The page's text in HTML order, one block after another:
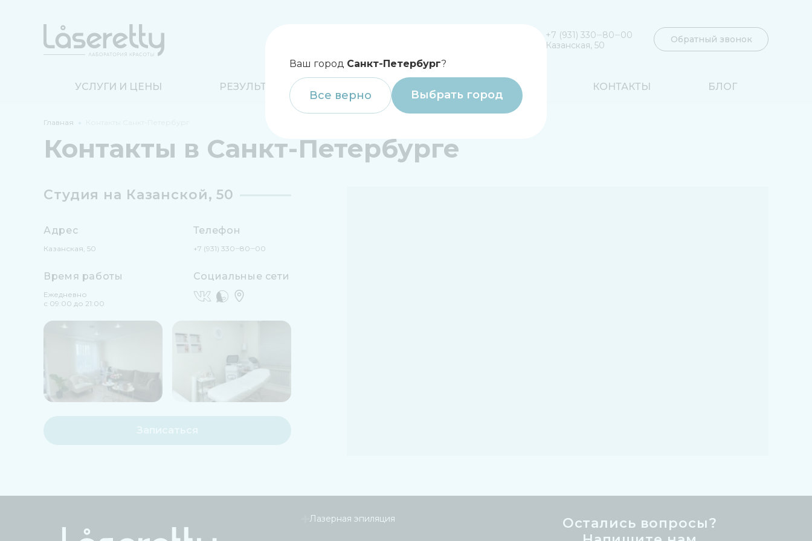
+7 (931) 330‒80‒00
Казанская, 50
Обратный звонок
УСЛУГИ И ЦЕНЫ РЕЗУЛЬТАТЫ КЛИЕНТОВ О НАС КОНТАКТЫ БЛОГ
Главная
Контакты в Санкт-Петербурге
Студия на Казанской, 50
Адрес
Казанская, 50
Телефон
+7 (931) 330‒80‒00
Время работы
Ежедневно
с 09:00 до 21:00
Социальные сети
Лазерная эпиляция
Остались вопросы?
Ваш город Санкт-Петербург?
Все верно Выбрать город